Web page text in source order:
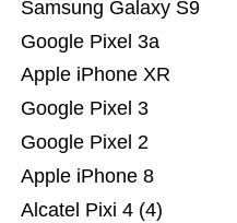
Alcatel Pixi 4 (4)
Apple iPhone 8
Google Pixel 2
Google Pixel 3
Apple iPhone XR
Google Pixel 3a
Samsung Galaxy S9